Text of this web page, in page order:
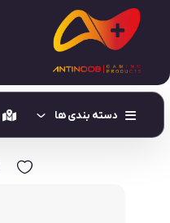
دسته بندی ها
کاور انگشتی